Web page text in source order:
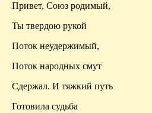
Привет, Союз родимый,
Ты твердою рукой
Поток неудержимый,
Поток народных смут
Сдержал. И тяжкий путь
Готовила судьба